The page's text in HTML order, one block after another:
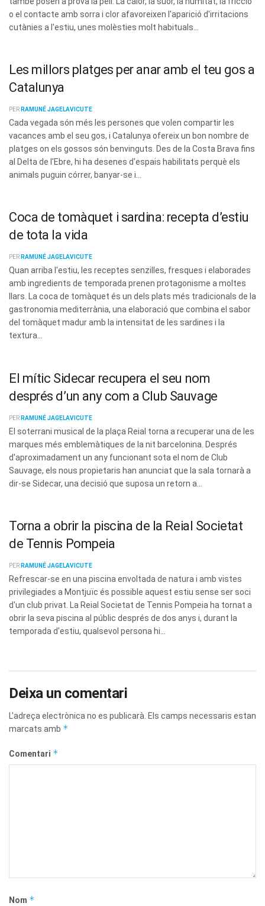
o el contacte amb sorra i clor afavoreixen l'aparició d'irritacions
cutànies a l'estiu, unes molèsties molt habituals...
Les millors platges per anar amb el teu gos a
Catalunya
PER RAMUNÉ JAGELAVICUTE
Cada vegada són més les persones que volen compartir les
vacances amb el seu gos, i Catalunya ofereix un bon nombre de
platges on els gossos són benvinguts. Des de la Costa Brava fins
al Delta de l'Ebre, hi ha desenes d'espais habilitats perquè els
animals puguin córrer, banyar-se i...
Coca de tomàquet i sardina: recepta d’estiu
de tota la vida
PER RAMUNÉ JAGELAVICUTE
Quan arriba l'estiu, les receptes senzilles, fresques i elaborades
amb ingredients de temporada prenen protagonisme a moltes
llars. La coca de tomàquet és un dels plats més tradicionals de la
gastronomia mediterrània, una elaboració que combina el sabor
del tomàquet madur amb la intensitat de les sardines i la
textura...
El mític Sidecar recupera el seu nom
després d’un any com a Club Sauvage
PER RAMUNÉ JAGELAVICUTE
El soterrani musical de la plaça Reial torna a recuperar una de les
marques més emblemàtiques de la nit barcelonina. Després
d'aproximadament un any funcionant sota el nom de Club
Sauvage, els nous propietaris han anunciat que la sala tornarà a
dir-se Sidecar, una decisió que suposa un retorn a...
Torna a obrir la piscina de la Reial Societat
de Tennis Pompeia
PER RAMUNÉ JAGELAVICUTE
Refrescar-se en una piscina envoltada de natura i amb vistes
privilegiades a Montjuïc és possible aquest estiu sense ser soci
d'un club privat. La Reial Societat de Tennis Pompeia ha tornat a
obrir la seva piscina al públic després de dos anys i, durant la
temporada d'estiu, qualsevol persona hi...
Deixa un comentari
L'adreça electrònica no es publicarà. Els camps necessaris estan
marcats amb *
Comentari *
Nom *